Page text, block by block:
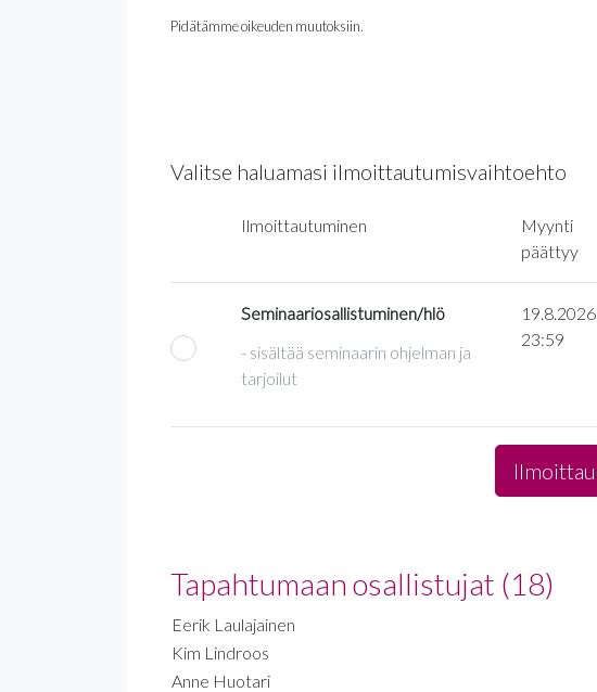
Pidätämme oikeuden muutoksiin.
Valitse haluamasi ilmoittautumisvaihtoehto
Ilmoittautuminen
Myynti
päättyy
Seminaariosallistuminen/hlö
- sisältää seminaarin ohjelman ja
tarjoilut
19.8.2026
23:59
Tapahtumaan osallistujat (18)
Eerik Laulajainen
Kim Lindroos
Anne Huotari